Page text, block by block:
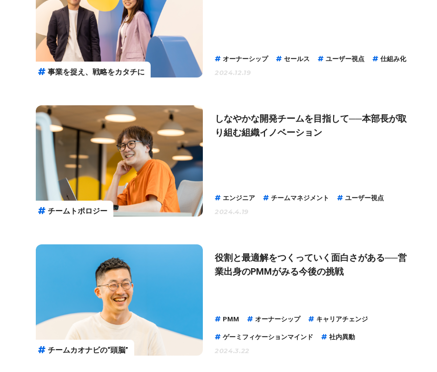
事業を捉え、戦略をカタチに
オーナーシップ セールス ユーザー視点
仕組み化
2024.12.19
チームトポロジー
しなやかな開発チームを目指して──本部長が取
り組む組織イノベーション
エンジニア チームマネジメント
ユーザー視点
2024.4.19
チームカオナビの“頭脳”
役割と最適解をつくっていく面白さがある──営
業出身のPMMがみる今後の挑戦
PMM オーナーシップ
キャリアチェンジ
ゲーミフィケーションマインド
社内異動
2024.3.22